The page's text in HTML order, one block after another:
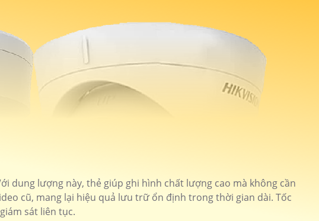
dung lượng này, thẻ giúp ghi hình chất lượng cao mà không cần
cũ, mang lại hiệu quả lưu trữ ổn định trong thời gian dài. Tốc
sát liên tục.